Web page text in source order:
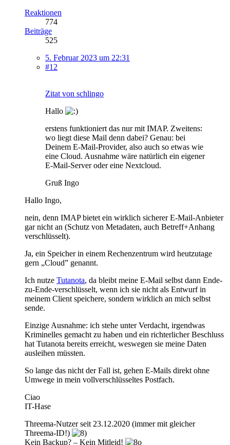
Reaktionen
774
Beiträge
525
5. Februar 2023 um 22:31
#12
Zitat von schlingo
Hallo
erstens funktioniert das nur mit IMAP. Zweitens:
wo liegt diese Mail denn dabei? Genau: bei
Deinem E-Mail-Provider, also auch so etwas wie
eine Cloud. Ausnahme wäre natürlich ein eigener
E-Mail-Server oder eine Nextcloud.
Gruß Ingo
Hallo Ingo,
nein, denn IMAP bietet ein wirklich sicherer E-Mail-Anbieter
gar nicht an (Schutz von Metadaten, auch Betreff+Anhang
verschlüsselt).
Ja, ein Speicher in einem Rechenzentrum wird heutzutage
gern „Cloud” genannt.
Ich nutze Tutanota, da bleibt meine E-Mail selbst dann Ende-
zu-Ende-verschlüsselt, wenn ich sie nicht als Entwurf in
meinem Client speichere, sondern wirklich an mich selbst
sende.
Einzige Ausnahme: ich stehe unter Verdacht, irgendwas
Kriminelles gemacht zu haben und ein richterlicher Beschluss
hat Tutanota bereits erreicht, weswegen sie meine Daten
ausleihen müssten.
So lange das nicht der Fall ist, gehen E-Mails direkt ohne
Umwege in mein vollverschlüsseltes Postfach.
Ciao
IT-Hase
Threema-Nutzer seit 23.12.2020 (immer mit gleicher
Threema-ID!)
Kein Backup? – Kein Mitleid!